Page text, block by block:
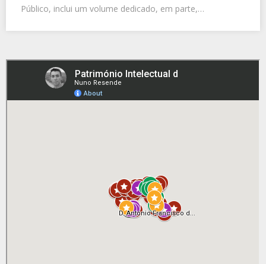
Público, inclui um volume dedicado, em parte,…